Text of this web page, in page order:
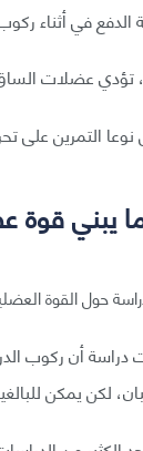
الدفع في أثناء
تؤدي عضلات
التمرين على
يبني قوة
حول القوة
أن ركوب
لكن يمكن